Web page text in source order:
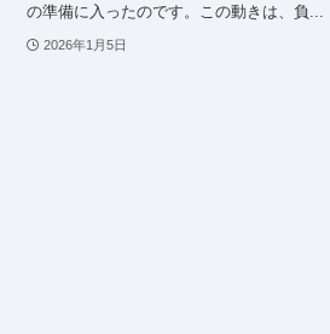
の準備に入ったのです。この動きは、負...
2026年1月5日